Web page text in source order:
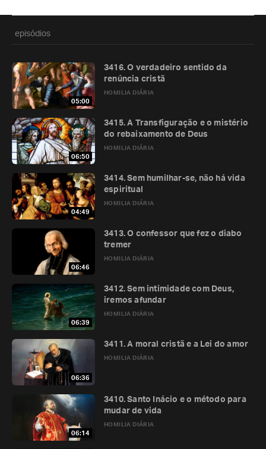
episódios
05:00
HOMILIA DIÁRIA
3416. O verdadeiro sentido da
renúncia cristã
06:50
HOMILIA DIÁRIA
3415. A Transfiguração e o mistério
do rebaixamento de Deus
04:49
HOMILIA DIÁRIA
3414. Sem humilhar-se, não há vida
espiritual
06:46
HOMILIA DIÁRIA
3413. O confessor que fez o diabo
tremer
06:39
HOMILIA DIÁRIA
3412. Sem intimidade com Deus,
iremos afundar
06:36
HOMILIA DIÁRIA
3411. A moral cristã e a Lei do amor
06:14
HOMILIA DIÁRIA
3410. Santo Inácio e o método para
mudar de vida